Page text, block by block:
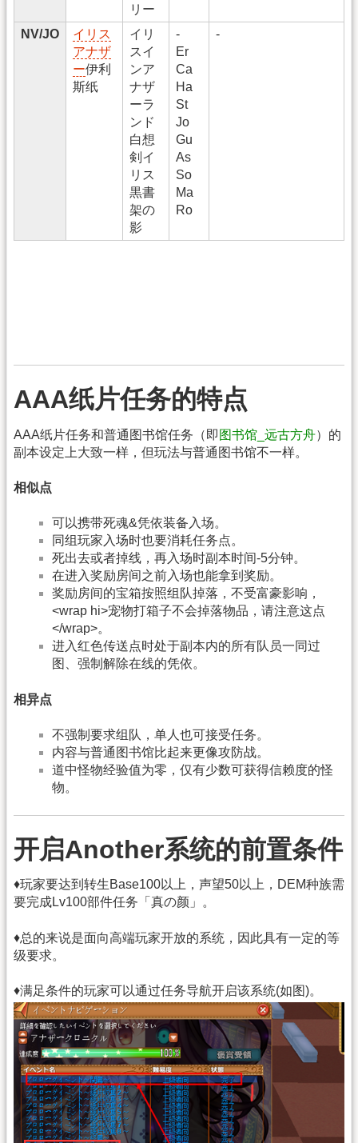
リー
NV/JO
イリス
アナザ
ー伊利
斯纸
イリ
スイ
ンア
ナザ
ーラ
ンド
白想
剣イ
リス
黒書
架の
影
-
Er
Ca
Ha
St
Jo
Gu
As
So
Ma
Ro
-
AAA纸片任务的特点
AAA纸片任务和普通图书馆任务（即 图书馆_远古方舟）的
副本设定上大致一样，但玩法与普通图书馆不一样。
相似点
可以携带死魂&凭依装备入场。
同组玩家入场时也要消耗任务点。
死出去或者掉线，再入场时副本时间-5分钟。
在进入奖励房间之前入场也能拿到奖励。
奖励房间的宝箱按照组队掉落，不受富豪影响，
<wrap hi>宠物打箱子不会掉落物品，请注意这点
</wrap>。
进入红色传送点时处于副本内的所有队员一同过
图、强制解除在线的凭依。
相异点
不强制要求组队，单人也可接受任务。
内容与普通图书馆比起来更像攻防战。
道中怪物经验值为零，仅有少数可获得信赖度的怪
物。
开启Another系统的前置条件
♦玩家要达到转生Base100以上，声望50以上，DEM种族需
要完成Lv100部件任务「真の颜」。
♦总的来说是面向高端玩家开放的系统，因此具有一定的等
级要求。
♦满足条件的玩家可以通过任务导航开启该系统(如图)。